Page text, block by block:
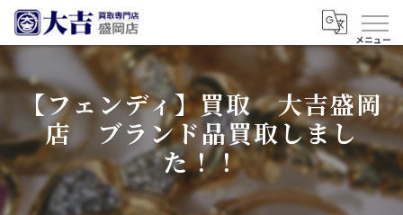
【フェンディ】買取 大吉盛岡
店 ブランド品買取しまし
た！！